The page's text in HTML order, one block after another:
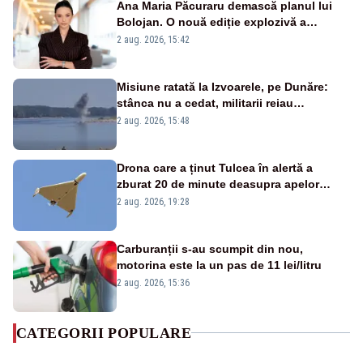
Ana Maria Păcuraru demască planul lui
Bolojan. O nouă ediție explozivă a
emisiunii „Miza Zilei” la Realitatea PLUS
2 aug. 2026, 15:42
Misiune ratată la Izvoarele, pe Dunăre:
stânca nu a cedat, militarii reiau
detonările luni – VIDEO
2 aug. 2026, 15:48
Drona care a ținut Tulcea în alertă a
zburat 20 de minute deasupra apelor
României. Au fost ridicate două F-16
2 aug. 2026, 19:28
Carburanții s-au scumpit din nou,
motorina este la un pas de 11 lei/litru
2 aug. 2026, 15:36
CATEGORII POPULARE